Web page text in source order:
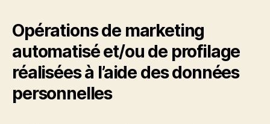
Opérations de marketing
automatisé et/ou de profilage
réalisées à l’aide des données
personnelles